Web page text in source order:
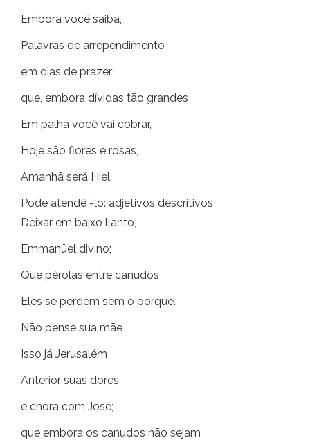
Embora você saiba,
Palavras de arrependimento
em dias de prazer;
que, embora dívidas tão grandes
Em palha você vai cobrar,
Hoje são flores e rosas,
Amanhã será Hiel.
Pode atendê -lo: adjetivos descritivos
Deixar em baixo llanto,
Emmanüel divino;
Que pérolas entre canudos
Eles se perdem sem o porquê.
Não pense sua mãe
Isso já Jerusalém
Anterior suas dores
e chora com José;
que embora os canudos não sejam